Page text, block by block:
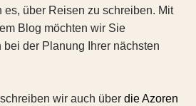
es, über Reisen zu schreiben. Mit
Blog möchten wir Sie
der Planung Ihrer nächsten
wir auch über die Azoren